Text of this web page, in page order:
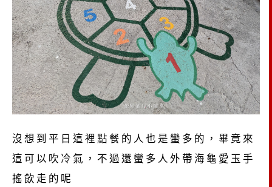
沒想到平日這裡點餐的人也是蠻多的，畢竟來
這可以吹冷氣，不過還蠻多人外帶海龜愛玉手
搖飲走的呢